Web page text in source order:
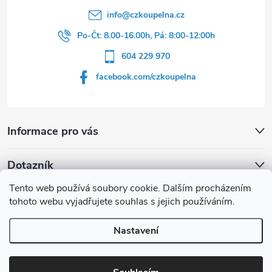
Tento web používá soubory cookie. Dalším procházením
tohoto webu vyjadřujete souhlas s jejich používáním.
Nastavení
Informace pro vás
info@czkoupelna.cz
Po-Čt: 8.00-16.00h, Pá: 8:00-12:00h
604 229 970
facebook.com/czkoupelna
Dotazník
Líbí se vám u sprchového koutu rám barvě
Počet hlasů:
Copyright 2026czkoupelna.cz. Všechna práva vyhrazena.